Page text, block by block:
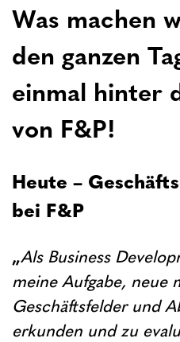
Was machen
den ganzen
einmal hinter
von F&P!
Heute –
bei F&P
„Als Business
meine Aufgabe, neue
Geschäftsfelder und
erkunden und zu